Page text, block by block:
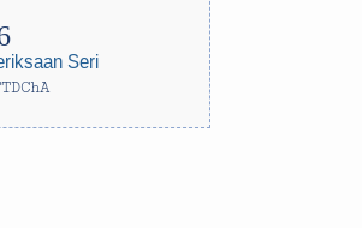
Seri